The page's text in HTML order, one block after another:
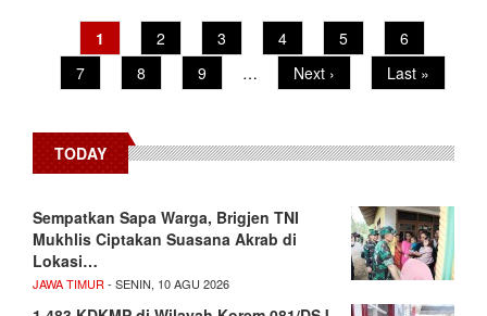
PaginationCurrent
page
1 Page
2 Page
3 Page
4 Page
5 Page
6
Page
7 Page
8 Page
9 …
Next
page
Next ›
Last
page
Last »
TODAY
Sempatkan Sapa Warga, Brigjen TNI
Mukhlis Ciptakan Suasana Akrab di
Lokasi…
JAWA TIMUR - SENIN, 10 AGU 2026